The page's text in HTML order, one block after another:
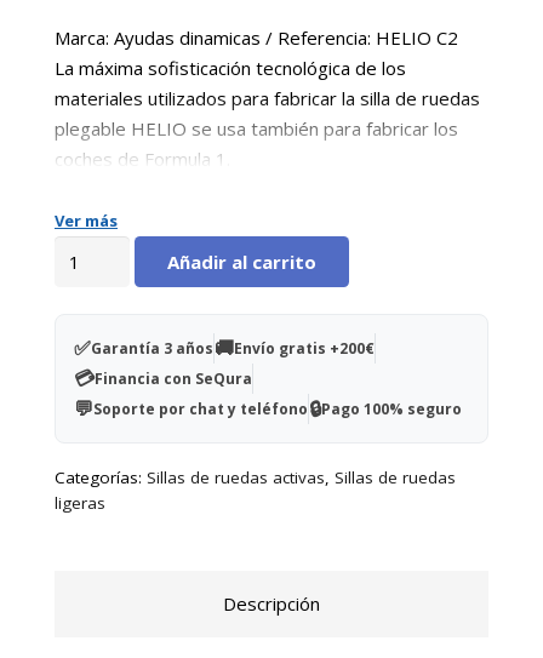
Marca: Ayudas dinamicas / Referencia: HELIO C2
La máxima sofisticación tecnológica de los
materiales utilizados para fabricar la silla de ruedas
plegable HELIO se usa también para fabricar los
coches de Formula 1.
Ver más
activa
carbono
Añadir al carrito
✅Garantía 3 años🚚Envío gratis +200€
💳Financia con SeQura
💬Soporte por chat y teléfono🔒Pago 100% seguro
Categorías: Sillas de ruedas activas, Sillas de ruedas
ligeras
Descripción